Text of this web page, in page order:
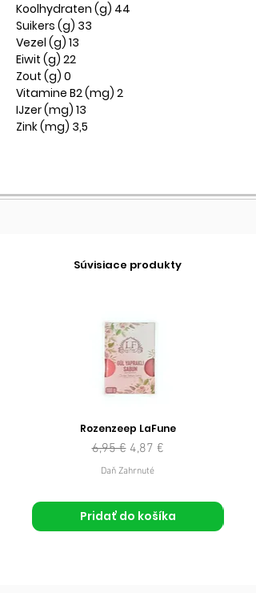
Koolhydraten (g) 44
Suikers (g) 33
Vezel (g) 13
Eiwit (g) 22
Zout (g) 0
Vitamine B2 (mg) 2
IJzer (mg) 13
Zink (mg) 3,5
Súvisiace produkty
Rozenzeep LaFune
Normálna cena
6,95 € Zľavnená cena
4,87 €
Daň Zahrnuté
Pridať do košíka